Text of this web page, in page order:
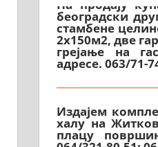
београдски
стамбене
2х150м2, две
грејање на
адресе. 063/71-
халу на
плацу
064/321-80-51;